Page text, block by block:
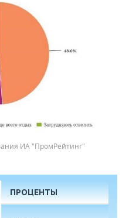
ИА "ПромРейтинг"
ПРОЦЕНТЫ